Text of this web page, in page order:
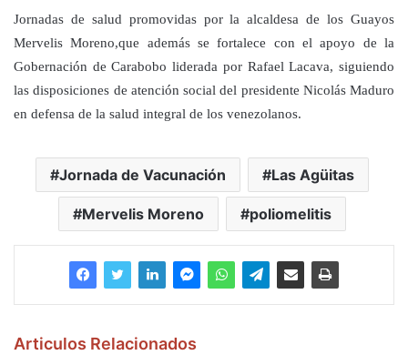
Jornadas de salud promovidas por la alcaldesa de los Guayos
Mervelis Moreno,que además se fortalece con el apoyo de la
Gobernación de Carabobo liderada por Rafael Lacava, siguiendo
las disposiciones de atención social del presidente Nicolás Maduro
en defensa de la salud integral de los venezolanos.
Jornada de Vacunación Las Agüitas
Mervelis Moreno poliomelitis
Articulos Relacionados